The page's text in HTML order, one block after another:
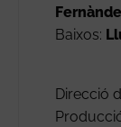
Baixos:
Direcció